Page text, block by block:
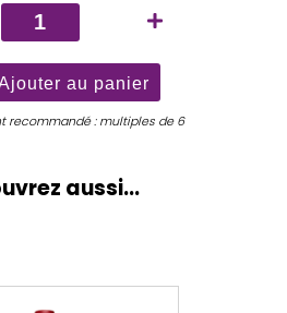
quantité
de
au panier
recommandé : multiples de 6
aussi...